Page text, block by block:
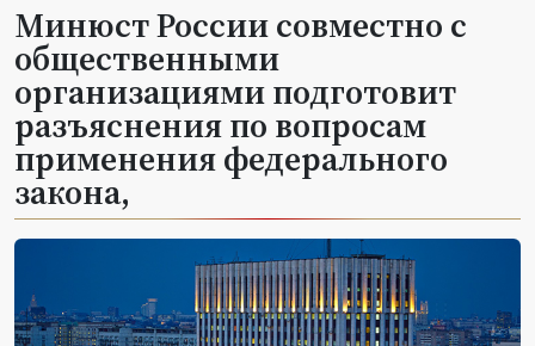
Минюст России совместно с
общественными
организациями подготовит
разъяснения по вопросам
применения федерального
закона,